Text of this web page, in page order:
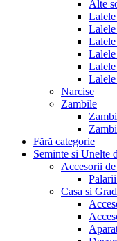
Alte
Lalele
Narcise
Zambile
Fără categorie
Seminte si Unelte
Accesorii
Casa si